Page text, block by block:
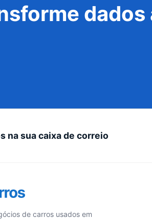
na sua caixa de correio
de carros usados em